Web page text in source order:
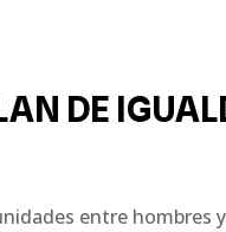
DE
entre hombres y